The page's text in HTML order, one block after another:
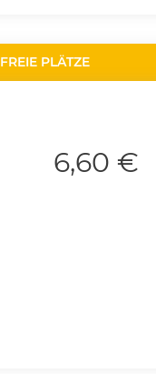
FREIE PLÄTZE
6,60 €